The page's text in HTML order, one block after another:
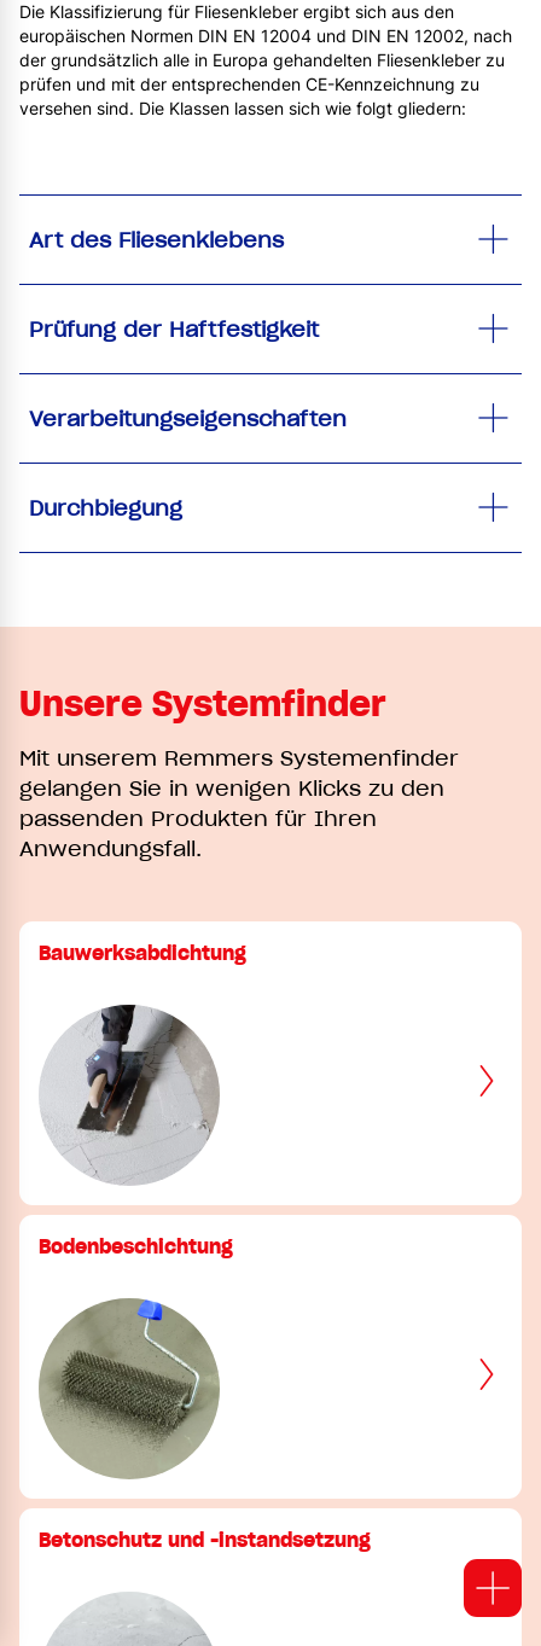
Die Klassifizierung für Fliesenkleber ergibt sich aus den
europäischen Normen DIN EN 12004 und DIN EN 12002, nach
der grundsätzlich alle in Europa gehandelten Fliesenkleber zu
prüfen und mit der entsprechenden CE-Kennzeichnung zu
versehen sind. Die Klassen lassen sich wie folgt gliedern:
Art des Fliesenklebens
Prüfung der Haftfestigkeit
Verarbeitungseigenschaften
Durchbiegung
Unsere Systemfinder
Mit unserem Remmers Systemenfinder
gelangen Sie in wenigen Klicks zu den
passenden Produkten für Ihren
Anwendungsfall.
Bauwerksabdichtung
Bodenbeschichtung
Betonschutz und -instandsetzung